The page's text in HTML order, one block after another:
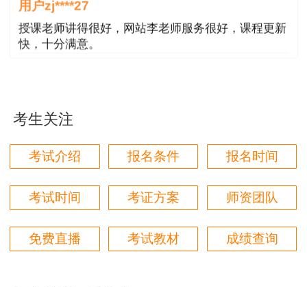
用户zj****27
授课老师讲得很好，网站李老师服务很好，课程更新
快，十分满意。
站的教学质量越来越好，希望我们每位参加学习的同
学都取得非常优秀满意的成绩，衷心感谢各位老师的
用户m9****66
对本次课程购买的老师的服务态度非常满意。希望我
们网站教学质量越来越高。祝大家都取得满意的结
用户m5****66
考生关注
考试介绍 报名条件 报名时间
考试时间 考证方案 师资团队
免费直播 考试教材 成绩查询